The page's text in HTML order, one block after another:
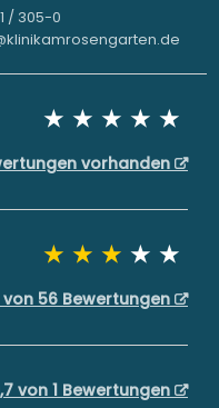
/ 305-0
vorhanden
von 56 Bewertungen
von 1 Bewertungen